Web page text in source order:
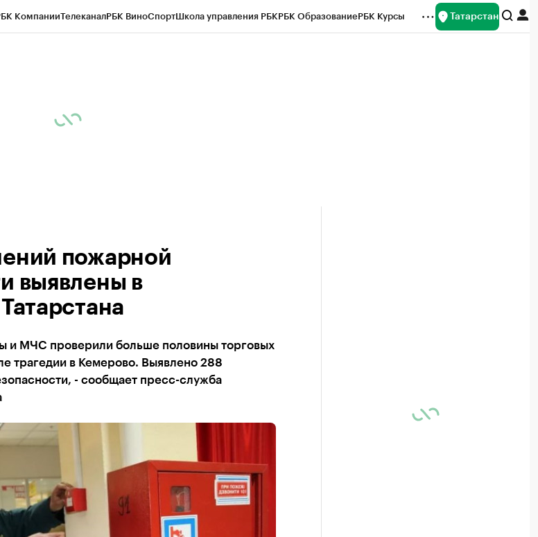
КомпанииТелеканалРБК ВиноСпортШкола управления РБКРБК ОбразованиеРБК Курсы Татарстан
пожарной
выявлены в
и МЧС проверили больше половины торговых
трагедии в Кемерово. Выявлено 288
- сообщает пресс-служба